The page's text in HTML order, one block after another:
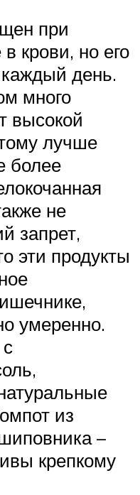
при
крови, но его
каждый день.
много
высокой
лучше
более
не
запрет,
эти продукты
умеренно.
из
–
крепкому